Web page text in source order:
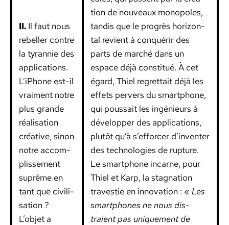
II.Il faut nous
rebeller con­tre
la tyran­nie des
appli­ca­tions.
L’iPhone est-il
vrai­ment notre
plus grande
réal­i­sa­tion
créa­tive, sinon
notre accom­
plisse­ment
suprême en
tant que civil­i­
sa­tion ?
L’objet a
tion de nou­veaux monopoles,
tan­dis que le pro­grès hor­i­zon­
tal revient à con­quérir des
parts de marché dans un
espace déjà con­sti­tué. À cet
égard, Thiel regret­tait déjà les
effets per­vers du smart­phone,
qui pous­sait les ingénieurs à
dévelop­per des appli­ca­tions,
plutôt qu’à s’efforcer d’inventer
des tech­nolo­gies de rup­ture.
Le smart­phone incar­ne, pour
Thiel et Karp, la stag­na­tion
trav­es­tie en inno­va­tion : « Les
smart­phones ne nous dis­
traient pas unique­ment de